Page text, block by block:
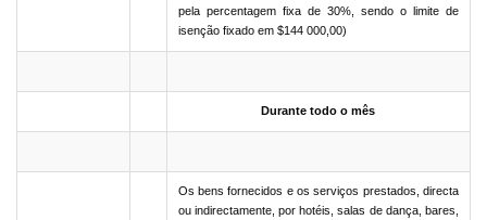
pela percentagem fixa de 30%, sendo o limite de
isenção fixado em $144 000,00)
Durante todo o mês
Os bens fornecidos e os serviços prestados, directa
ou indirectamente, por hotéis, salas de dança, bares,